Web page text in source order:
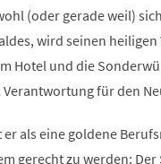
(oder gerade weil)
wird seinen
Hotel und die
Verantwortung für den
er als eine goldene
gerecht zu werden: